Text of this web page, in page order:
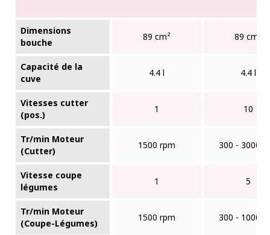
Dimensions
bouche
89 cm² 89 cm²
Capacité de la
cuve
4.4 l 4.4 l
Vitesses cutter
(pos.)
1 10
Tr/min Moteur
(Cutter)
1500 rpm 300 - 3000
Vitesse coupe
légumes
1 5
Tr/min Moteur
(Coupe-Légumes)
1500 rpm 300 - 1000